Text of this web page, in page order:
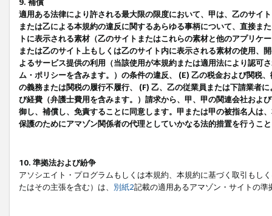
9. 補償
適用ある法律により許される最大限の限度において、甲は、乙のサイ
または乙による本規約の違反に関するあらゆる事柄について、直接ま
トに表示される素材（乙のサイトまたはこれらの素材と他のアプリ
または乙のサイト上もしくは乙のサイト内に表示される素材の使用、
よるサービス提供の利用（当該使用が本規約または適用法により認可
ム・ポリシーを含みます。）の条件の違反、 (E) 乙の税金および関税
の義務または関税の履行不履行、 (F) 乙、乙の従業員または下請業者
び経費（弁護士費用を含みます。）請求から、甲、甲の関連会社およ
御し、補償し、免責することに同意します。甲または甲の被指名人は
保護のためにアマゾン関係者の代理としていかなる法的措置を行うこ
10. 準拠法および紛争
アソシエイト・プログラムもしくは本規約、本規約に基づく取引もし
たはその主張を含む）は、 別紙2記載の適用あるアマゾン・サイトの